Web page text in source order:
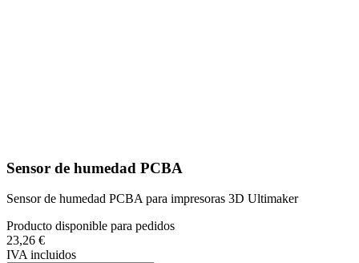
Sensor de humedad PCBA
Sensor de humedad PCBA para impresoras 3D Ultimaker
Producto disponible para pedidos
23,26 €
IVA incluidos